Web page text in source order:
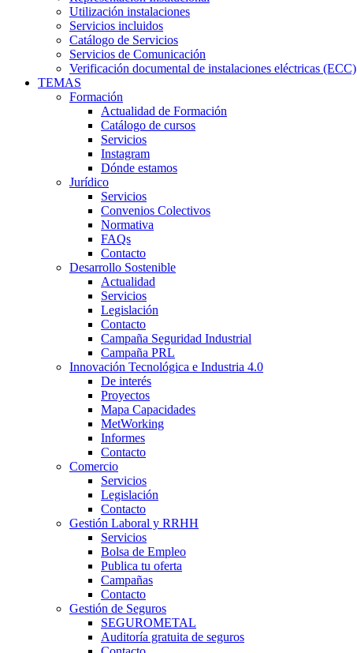
Utilización instalaciones
Servicios incluidos
Catálogo de Servicios
Servicios de Comunicación
Verificación documental de instalaciones eléctricas (ECC)
TEMAS
Formación
Actualidad de Formación
Catálogo de cursos
Servicios
Instagram
Dónde estamos
Jurídico
Servicios
Convenios Colectivos
Normativa
FAQs
Contacto
Desarrollo Sostenible
Actualidad
Servicios
Legislación
Contacto
Campaña Seguridad Industrial
Campaña PRL
Innovación Tecnológica e Industria 4.0
De interés
Proyectos
Mapa Capacidades
MetWorking
Informes
Contacto
Comercio
Servicios
Legislación
Contacto
Gestión Laboral y RRHH
Servicios
Bolsa de Empleo
Publica tu oferta
Campañas
Contacto
Gestión de Seguros
SEGUROMETAL
Auditoría gratuita de seguros